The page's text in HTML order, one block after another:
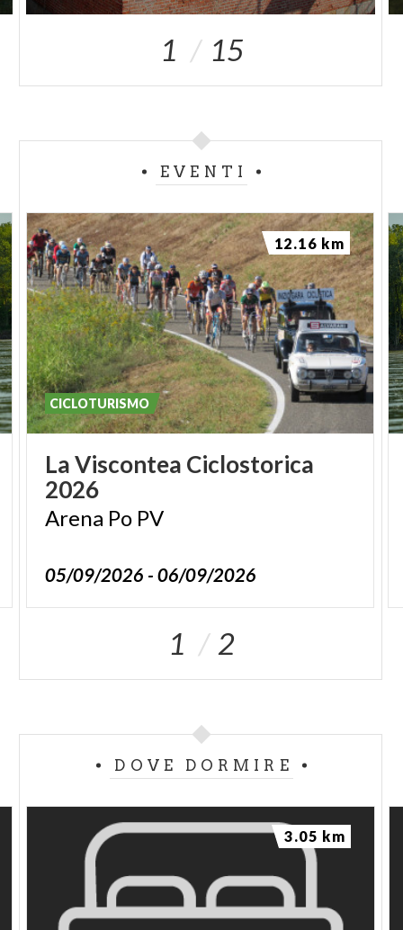
1 15
EVENTI
LaViscontea Ciclostorica
2026
Arena Po PV
05/09/2026 - 06/09/2026
CICLOTURISMO
12.16 km
1 2
DOVE DORMIRE
3.05 km